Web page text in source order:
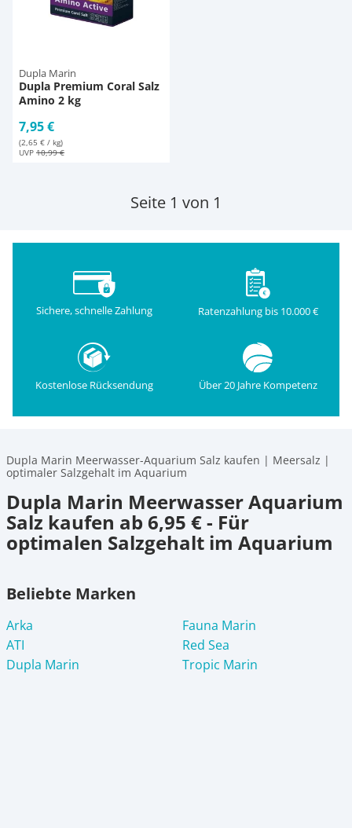
Dupla Marin
Dupla Premium Coral Salz
Amino 2 kg
7,95 €
(2,65 € / kg)
UVP 10,99 €
Seite 1 von 1
Sichere, schnelle Zahlung Ratenzahlung bis 10.000 €
Kostenlose Rücksendung Über 20 Jahre Kompetenz
Dupla Marin Meerwasser-Aquarium Salz kaufen | Meersalz |
optimaler Salzgehalt im Aquarium
Dupla Marin Meerwasser Aquarium
Salz kaufen ab 6,95 € - Für
optimalen Salzgehalt im Aquarium
Beliebte Marken
Arka
ATI
Dupla Marin
Fauna Marin
Red Sea
Tropic Marin